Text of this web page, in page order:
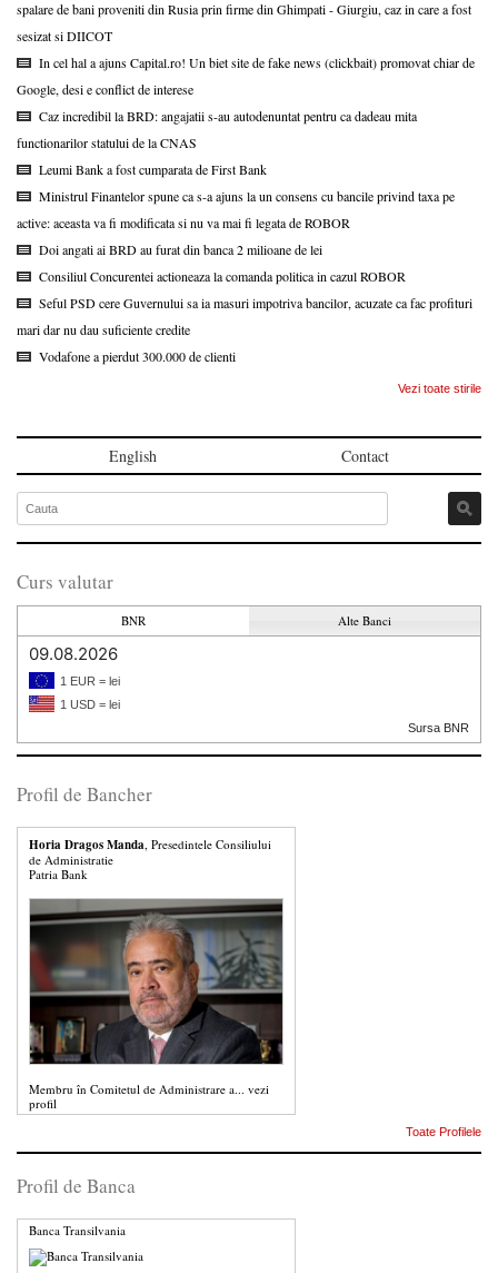
spalare de bani proveniti din Rusia prin firme din Ghimpati - Giurgiu, caz in care a fost
sesizat si DIICOT
In cel hal a ajuns Capital.ro! Un biet site de fake news (clickbait) promovat chiar de
Google, desi e conflict de interese
Caz incredibil la BRD: angajatii s-au autodenuntat pentru ca dadeau mita
functionarilor statului de la CNAS
Leumi Bank a fost cumparata de First Bank
Ministrul Finantelor spune ca s-a ajuns la un consens cu bancile privind taxa pe
active: aceasta va fi modificata si nu va mai fi legata de ROBOR
Doi angati ai BRD au furat din banca 2 milioane de lei
Consiliul Concurentei actioneaza la comanda politica in cazul ROBOR
Seful PSD cere Guvernului sa ia masuri impotriva bancilor, acuzate ca fac profituri
mari dar nu dau suficiente credite
Vodafone a pierdut 300.000 de clienti
Vezi toate stirile
English Contact
Curs valutar
BNR Alte Banci
09.08.2026
1 EUR = lei
1 USD = lei
Sursa BNR
Profil de Bancher
Horia Dragos Manda , Presedintele Consiliului
de Administratie
Patria Bank
Membru în Comitetul de Administrare a... vezi
profil
Toate Profilele
Profil de Banca
Banca Transilvania